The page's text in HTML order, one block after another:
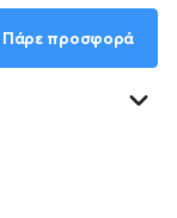
Πάρε προσφορά